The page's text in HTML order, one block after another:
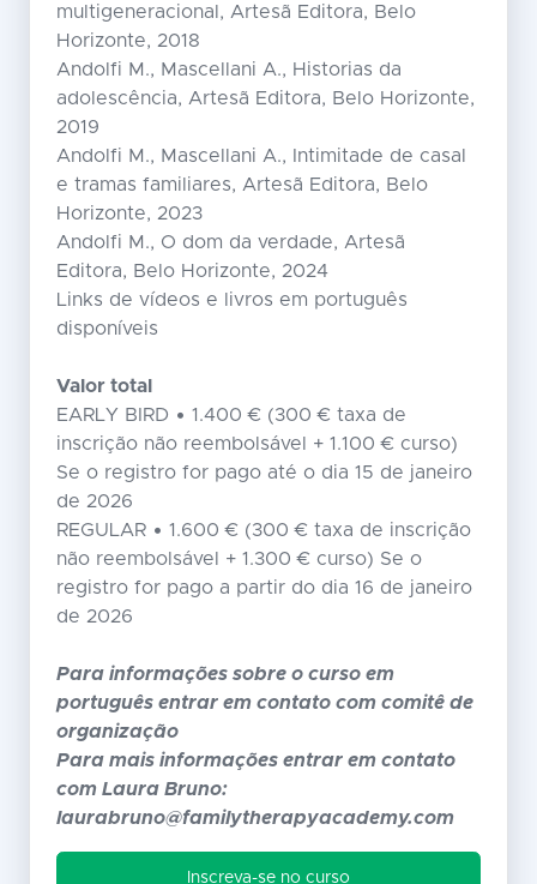
multigeneracional, Artesã Editora, Belo
Horizonte, 2018
Andolfi M., Mascellani A., Historias da
adolescência, Artesã Editora, Belo Horizonte,
2019
Andolfi M., Mascellani A., Intimitade de casal
e tramas familiares, Artesã Editora, Belo
Horizonte, 2023
Andolfi M., O dom da verdade, Artesã
Editora, Belo Horizonte, 2024
Links de vídeos e livros em português
disponíveis
Valor total
EARLY BIRD • 1.400 € (300 € taxa de
inscrição não reembolsável + 1.100 € curso)
Se o registro for pago até o dia 15 de janeiro
de 2026
REGULAR • 1.600 € (300 € taxa de inscrição
não reembolsável + 1.300 € curso) Se o
registro for pago a partir do dia 16 de janeiro
de 2026
Para informações sobre o curso em
português entrar em contato com comitê de
organização
Para mais informações entrar em contato
com Laura Bruno:
laurabruno@familytherapyacademy.com
Inscreva-se no curso